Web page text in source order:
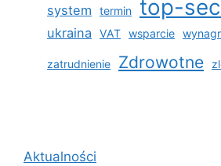
system termin top-
ukraina VAT wsparcie
zatrudnienie Zdrowotne
Aktualności